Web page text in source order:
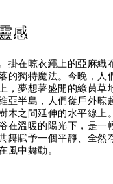
感
掛在晾衣繩上的亞麻織
的獨特魔法。今晚，人
，夢想著盛開的綠茵草
亞半島，人們從戶外晾
木之間延伸的水平線上
在溫暖的陽光下，是一
舞賦予一個平靜、全然
風中舞動。